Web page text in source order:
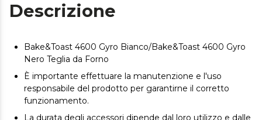
Descrizione
Bake&Toast 4600 Gyro Bianco/Bake&Toast 4600 Gyro
Nero Teglia da Forno
È importante effettuare la manutenzione e l'uso
responsabile del prodotto per garantirne il corretto
funzionamento.
La durata degli accessori dipende dal loro utilizzo e dalle